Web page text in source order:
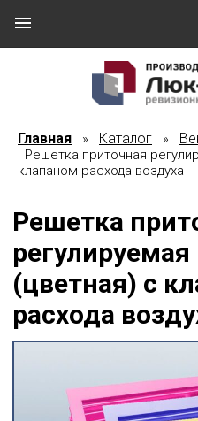
Главная » Каталог »
Решетка приточная
клапаном расхода воздуха
Решетка
(цветная) с
расхода